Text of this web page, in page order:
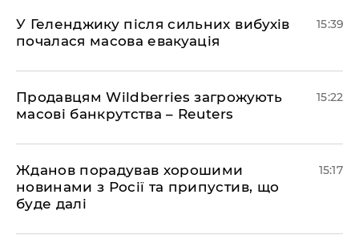
У Геленджику після сильних вибухів
почалася масова евакуація
15:39
Продавцям Wildberries загрожують
масові банкрутства – Reuters
15:22
Жданов порадував хорошими
новинами з Росії та припустив, що
буде далі
15:17